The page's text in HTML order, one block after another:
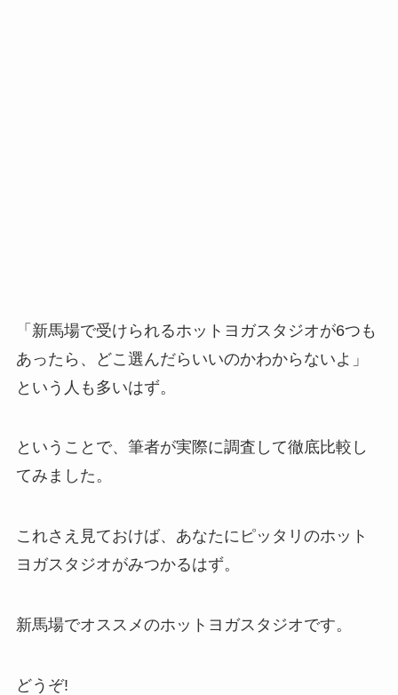
「新馬場で受けられるホットヨガスタジオが6つも
あったら、どこ選んだらいいのかわからないよ」
という人も多いはず。
ということで、筆者が実際に調査して徹底比較し
てみました。
これさえ見ておけば、あなたにピッタリのホット
ヨガスタジオがみつかるはず。
新馬場でオススメのホットヨガスタジオです。
どうぞ!